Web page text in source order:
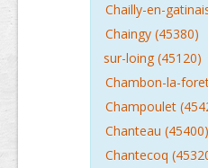
Chailly-en-
Chaingy (45380)
sur-loing (45120)
Chambon-la-
Champoulet
Chanteau (45400)
Chantecoq